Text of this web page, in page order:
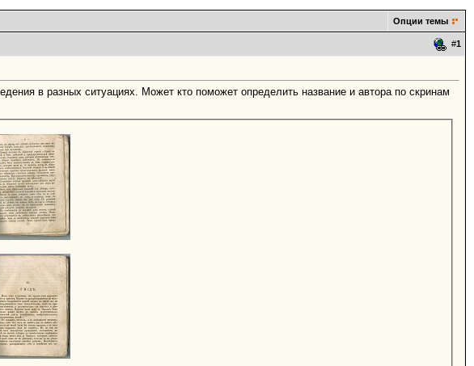
Опции темы
#1
в разных ситуациях. Может кто поможет определить название и автора по скринам